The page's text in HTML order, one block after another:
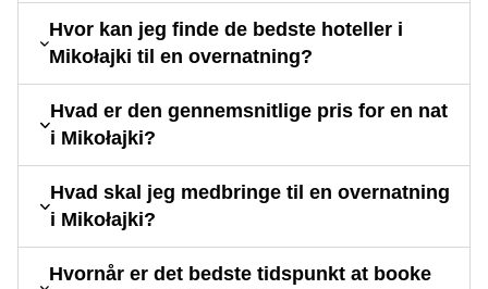
Hvor kan jeg finde de bedste hoteller i
Mikołajki til en overnatning?
Hvad er den gennemsnitlige pris for en nat
i Mikołajki?
Hvad skal jeg medbringe til en overnatning
i Mikołajki?
Hvornår er det bedste tidspunkt at booke